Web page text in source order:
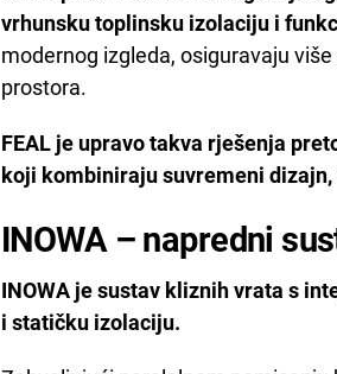
vrhunsku toplinsku izolaciju i
modernog izgleda, osiguravaju
prostora.
FEAL je upravo takva rješenja
koji kombiniraju suvremeni
INOWA – napredni
INOWA je sustav kliznih vrata s
i statičku izolaciju.